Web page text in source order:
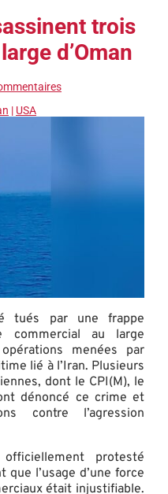
trois
d’Oman
| USA
tués par une frappe
commercial au large
menées par
lié à l’Iran. Plusieurs
dont le CPI(M), le
dénoncé ce crime et
contre l’agression
protesté
l’usage d’une force
était injustifiable.